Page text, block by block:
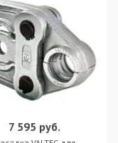
7 595 руб.